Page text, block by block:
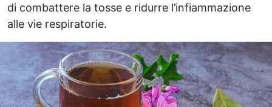
di combattere la tosse e ridurre l’infiammazione
alle vie respiratorie.